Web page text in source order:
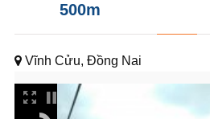
500m
Vĩnh Cửu, Đồng Nai